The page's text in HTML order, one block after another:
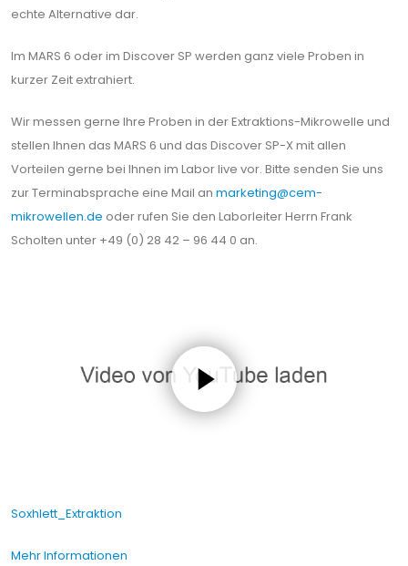
echte Alternative dar.
Im MARS 6 oder im Discover SP werden ganz viele Proben in
kurzer Zeit extrahiert.
Wir messen gerne Ihre Proben in der Extraktions-Mikrowelle und
stellen Ihnen das MARS 6 und das Discover SP-X mit allen
Vorteilen gerne bei Ihnen im Labor live vor. Bitte senden Sie uns
zur Terminabsprache eine Mail an marketing@cem-
mikrowellen.de oder rufen Sie den Laborleiter Herrn Frank
Scholten unter +49 (0) 28 42 – 96 44 0 an.
Soxhlett_Extraktion
Mehr Informationen